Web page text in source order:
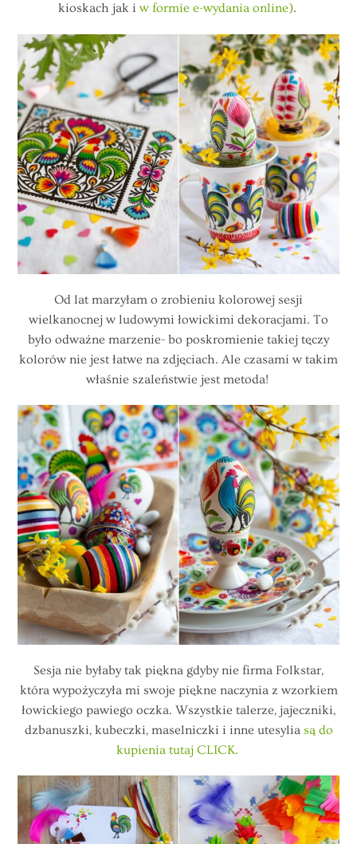
kioskach jak i w formie e-wydania online).
Od lat marzyłam o zrobieniu kolorowej sesji
wielkanocnej w ludowymi łowickimi dekoracjami. To
było odważne marzenie- bo poskromienie takiej tęczy
kolorów nie jest łatwe na zdjęciach. Ale czasami w takim
właśnie szaleństwie jest metoda!
Sesja nie byłaby tak piękna gdyby nie firma Folkstar,
która wypożyczyła mi swoje piękne naczynia z wzorkiem
łowickiego pawiego oczka. Wszystkie talerze, jajeczniki,
dzbanuszki, kubeczki, maselniczki i inne utesylia są do
kupienia tutaj CLICK.